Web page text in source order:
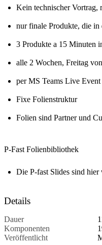
Kein technischer Vortrag,
nur finale Produkte, die in
3 Produkte a 15 Minuten
alle 2 Wochen, Freitag
per MS Teams Live Event
Fixe Folienstruktur
Folien sind Partner und
Die P-fast Slides sind hier
Details
Dauer
Komponenten
Veröffentlicht